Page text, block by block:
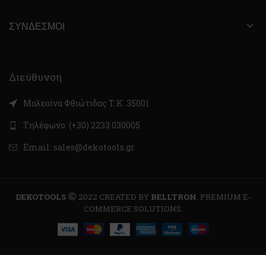
ΣΎΝΔΕΣΜΟΙ
Διεύθυνση
Μαλεσίνα Φθιώτιδας Τ.Κ. 35001
Τηλέφωνο: (+30) 2233 030005
Email: sales@dekotools.gr
DEKOTOOLS 2022 CREATED BY BELLTRON . PREMIUM E-
COMMERCE SOLUTIONS.